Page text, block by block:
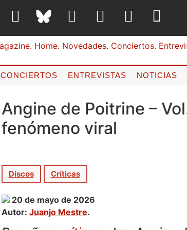
CONCIERTOS ENTREVISTAS NOTICIAS
Angine de Poitrine –
fenómeno viral
Discos Críticas
20 de mayo de 2026
Autor: Juanjo Mestre.